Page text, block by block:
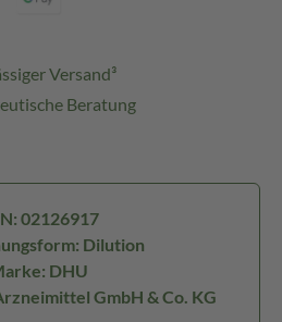
Versand³
Beratung
02126917
Dilution
DHU
GmbH & Co. KG